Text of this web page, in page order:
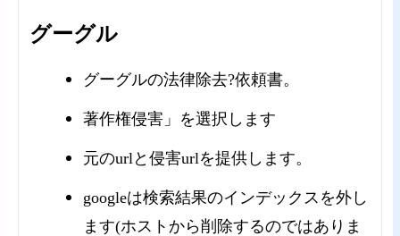
グーグル
グーグルの法律除去?依頼書。
著作権侵害」を選択します
元のurlと侵害urlを提供します。
googleは検索結果のインデックスを外し
ます(ホストから削除するのではありま